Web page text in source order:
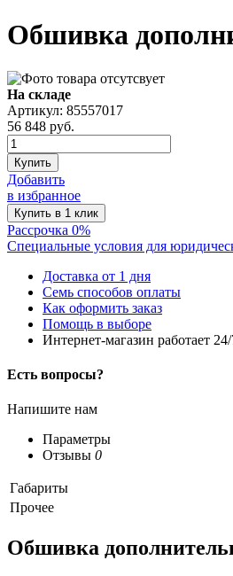
Обшивка
На складе
Артикул: 85557017
56 848 руб.
Купить
Добавить
в избранное
Рассрочка 0%
Специальные условия для
Доставка от 1 дня
Семь способов оплаты
Как оформить заказ
Помощь в выборе
Интернет-магазин работает
Есть вопросы?
Напишите нам
Параметры
Отзывы 0
Габариты
Прочее
Обшивка